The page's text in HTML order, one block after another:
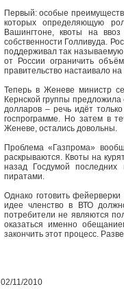
Первый: особые
которых определяющую
Вашингтоне, квоты на
собственности Голливуда.
поддерживал так называемую
от России ограничить
правительство настаивало
Теперь в Женеве министр
Кернской группы
долларов – речь идёт
госпрограмме. Но затем в
Женеве, остались довольны.
Проблема «Газпрома»
раскрываются. Квоты на
назад Госдумой последних
пиратами.
Однако готовить
идее членство в ВТО
потребители не являются
оказаться именно
закончить этот процесс.
02/11/2010